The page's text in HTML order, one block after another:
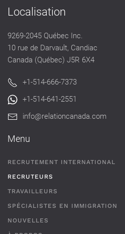
Localisation
9269-2045 Québec Inc.
10 rue de Darvault, Candiac
Canada (Québec) J5R 6X4
+1-514-666-7373
+1-514-641-2551
info@relationcanada.com
Menu
RECRUTEMENT INTERNATIONAL
RECRUTEURS
TRAVAILLEURS
SPÉCIALISTES EN IMMIGRATION
NOUVELLES